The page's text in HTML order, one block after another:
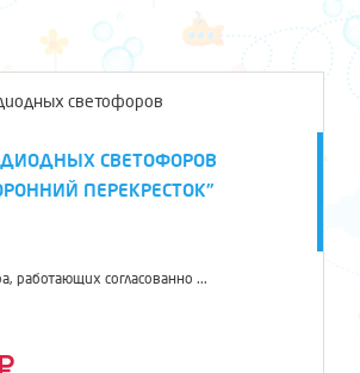
СВЕТОФОРОВ
ПЕРЕКРЕСТОК"
работающих согласованно ...